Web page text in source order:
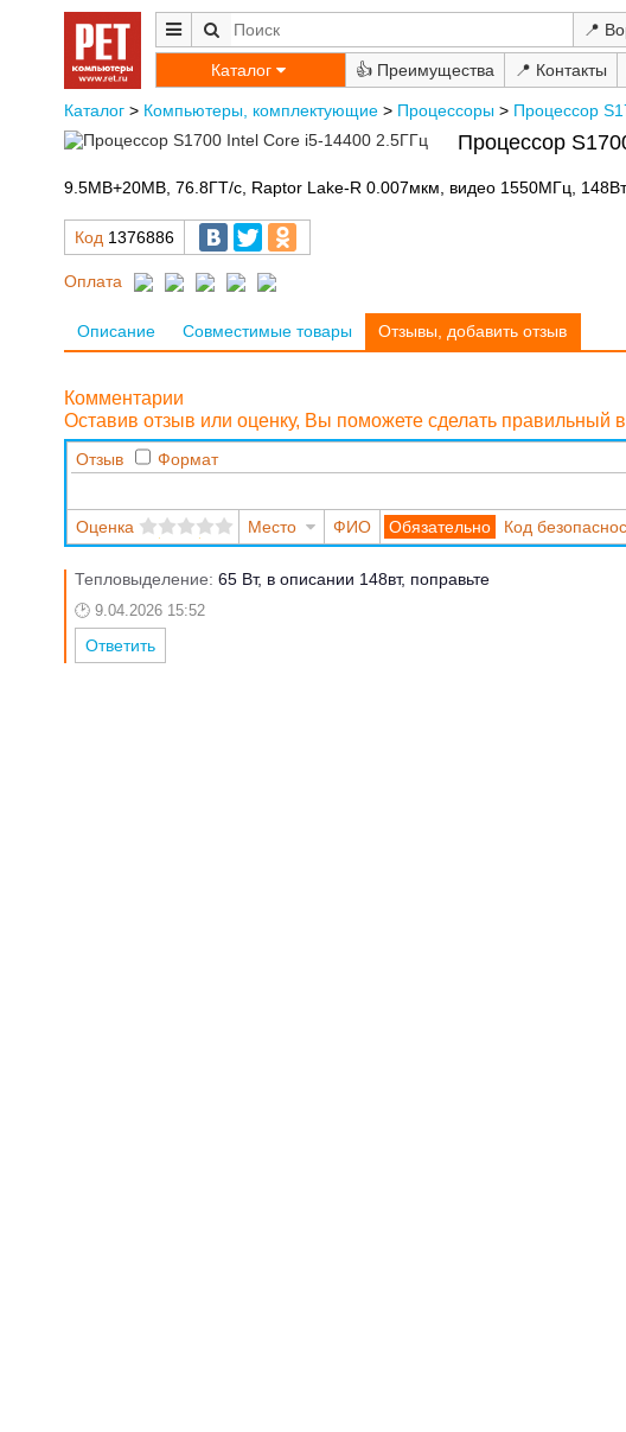
📍
Каталог 👍 📍
Каталог> Компьютеры, комплектующие> Процессоры> Процессор
Процессор
9.5MB+20MB, 76.8ГТ/с, Raptor Lake-R 0.007мкм, видео 1550МГц, 148Вт
Код 1376886
Оплата
Описание Совместимые товары Отзывы, добавить отзыв
Комментарии
Оставив отзыв или оценку, Вы поможете сделать правильный
Отзыв Формат
Оценка Место ФИО Код
Тепловыделение: 65 Вт, в описании 148вт, поправьте
9.04.2026 15:52
Ответить